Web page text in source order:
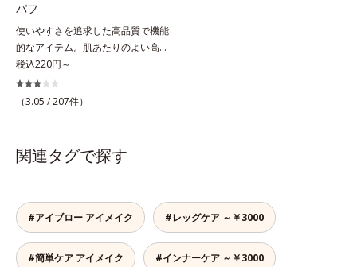
パフ
使いやすさを追求した高品質で機能
的なアイテム。肌あたりのよい高品
質なパフ。オルビスのすべてのリキ
ッドファンデーションにお使いいた
だけるパフや、それぞれのファンデ
ダーの特性に合わせて開発された機
能的なパフです。用途に合わせてお
税込220円～
（3.05 /207件）
関連タグで探す
#アイブロー アイメイク #レッグケア ～￥3000
#簡単ケア アイメイク #インナーケア ～￥3000